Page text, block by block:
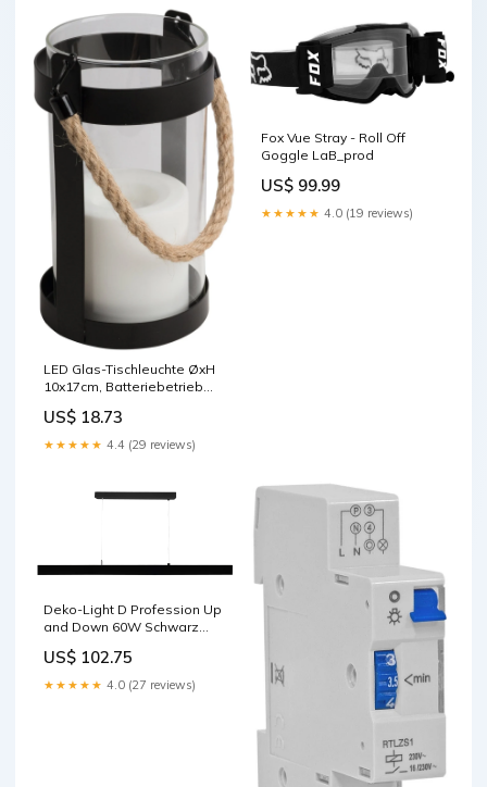
LED Glas-Tischleuchte ØxH
10x17cm, Batteriebetrieb
US$ 18.73
★★★★★ 4.4 (29 reviews)
Fox Vue Stray - Roll Off
Goggle LaB_prod
US$ 99.99
★★★★★ 4.0 (19 reviews)
Deko-Light D Profession Up
and Down 60W Schwarz
US$ 102.75
★★★★★ 4.0 (27 reviews)